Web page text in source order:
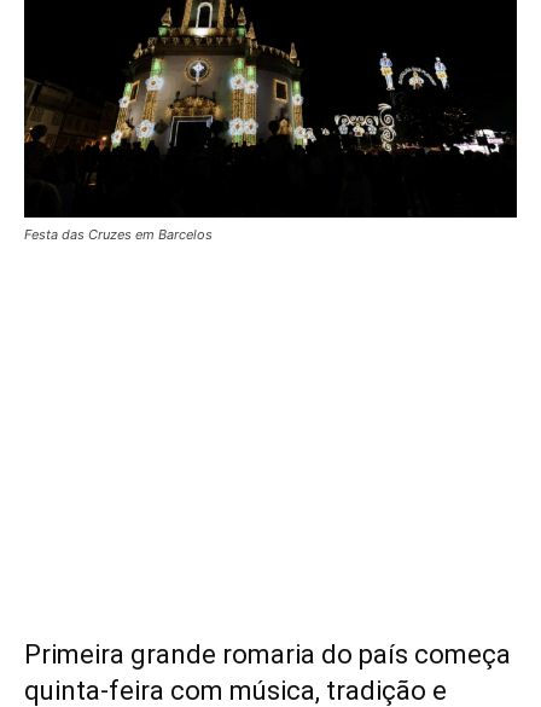
Festa das Cruzes em Barcelos
Primeira grande romaria do país começa
quinta-feira com música, tradição e